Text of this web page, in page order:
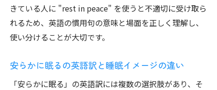
きている人に "rest in peace" を使うと不適切に受け取ら
れるため、英語の慣用句の意味と場面を正しく理解し、
使い分けることが大切です。
安らかに眠るの英語訳と睡眠イメージの違い
「安らかに眠る」の英語訳には複数の選択肢があり、そ